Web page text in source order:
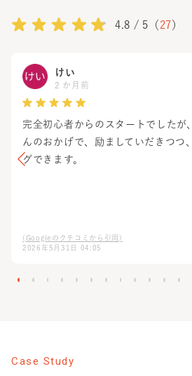
4.8 / 5（ 27 ）
けい
2 か月前
完全初心者からのスタートでしたが
んのおかげで、励ましていだきつつ
グできます。
(Googleのクチコミから引用)
2026年5月31日 04:05
Case Study